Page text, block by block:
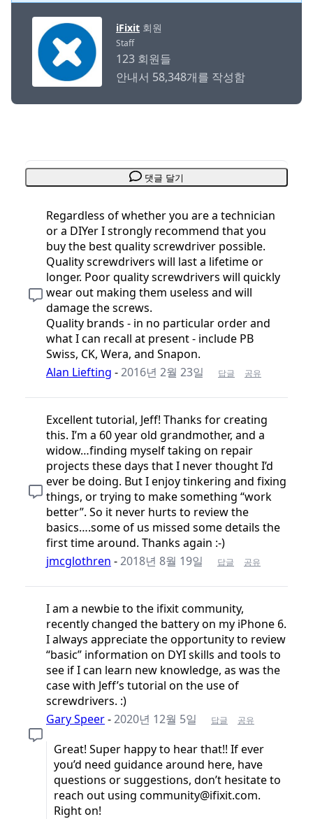
iFixit 회원
Staff
123 회원들
안내서 58,348개를 작성함
댓글 달기
Regardless of whether you are a technician
or a DIYer I strongly recommend that you
buy the best quality screwdriver possible.
Quality screwdrivers will last a lifetime or
longer. Poor quality screwdrivers will quickly
wear out making them useless and will
damage the screws.
Quality brands - in no particular order and
what I can recall at present - include PB
Swiss, CK, Wera, and Snapon.
Alan Liefting -2016년 2월 23일 답글 공유
Excellent tutorial, Jeff! Thanks for creating
this. I’m a 60 year old grandmother, and a
widow…finding myself taking on repair
projects these days that I never thought I’d
ever be doing. But I enjoy tinkering and fixing
things, or trying to make something “work
better”. So it never hurts to review the
basics….some of us missed some details the
first time around. Thanks again :-)
jmcglothren -2018년 8월 19일 답글 공유
I am a newbie to the ifixit community,
recently changed the battery on my iPhone 6.
I always appreciate the opportunity to review
“basic” information on DYI skills and tools to
see if I can learn new knowledge, as was the
case with Jeff’s tutorial on the use of
screwdrivers. :)
Gary Speer-2020년 12월 5일 답글 공유
Great! Super happy to hear that!! If ever
you’d need guidance around here, have
questions or suggestions, don’t hesitate to
reach out using community@ifixit.com.
Right on!